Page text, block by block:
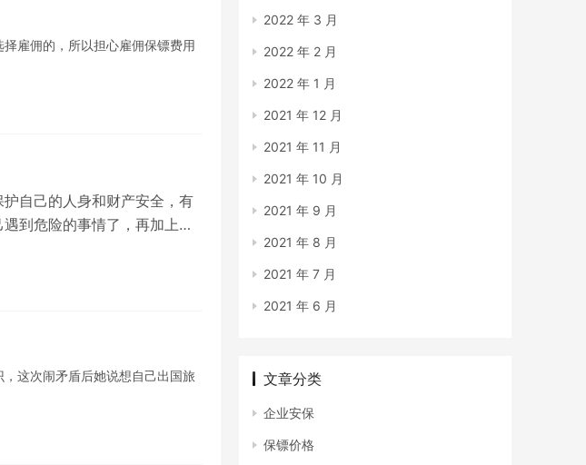
雇佣的，所以担心雇佣保镖费用
自己的人身和财产安全，有
到危险的事情了，再加上现
这次闹矛盾后她说想自己出国旅
2022 年 3 月
2022 年 2 月
2022 年 1 月
2021 年 12 月
2021 年 11 月
2021 年 10 月
2021 年 9 月
2021 年 8 月
2021 年 7 月
2021 年 6 月
文章分类
企业安保
保镖价格